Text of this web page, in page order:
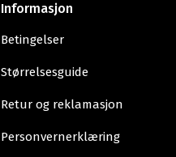
Informasjon
Betingelser
Størrelsesguide
Retur og reklamasjon
Personvernerklæring